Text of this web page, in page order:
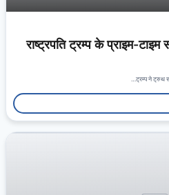
राष्ट्रपति ट्रम्प के प्राइम-
ट्रम्प ने ट्रुथ